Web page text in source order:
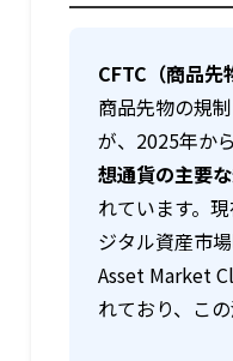
CFTC（商品先
商品先物の規
が、2025年から
想通貨の主要
れています。
ジタル資産市
Asset Market
れており、こ